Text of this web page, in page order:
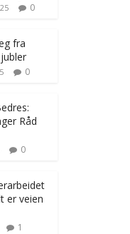
0
fra
0
Råd
0
er veien
1